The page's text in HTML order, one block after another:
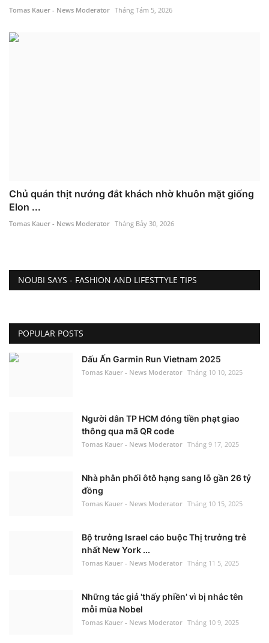
Tomas Kauer - News Moderator Tháng Tám 5, 2026
Chủ quán thịt nướng đắt khách nhờ khuôn mặt giống
Elon ...
Tomas Kauer - News Moderator Tháng Bảy 30, 2026
NOUBI SAYS - FASHION AND LIFESTTYLE TIPS
POPULAR POSTS
Dấu Ấn Garmin Run Vietnam 2025
Tomas Kauer - News Moderator Tháng 10 10, 2025
Người dân TP HCM đóng tiền phạt giao
thông qua mã QR code
Tomas Kauer - News Moderator Tháng 9 17, 2025
Nhà phân phối ôtô hạng sang lỗ gần 26 tỷ
đồng
Tomas Kauer - News Moderator Tháng 10 15, 2025
Bộ trưởng Israel cáo buộc Thị trưởng trẻ
nhất New York ...
Tomas Kauer - News Moderator Tháng 11 5, 2025
Những tác giả 'thấy phiền' vì bị nhắc tên
mỗi mùa Nobel
Tomas Kauer - News Moderator Tháng 10 9, 2025